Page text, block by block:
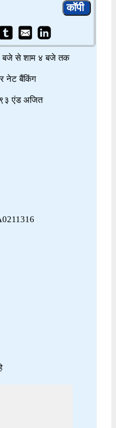
बजे से शाम ४ बजे तक
नेट बैंकिंग
एंड अजित